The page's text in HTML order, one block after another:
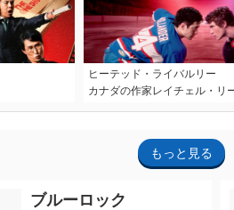
ヒーテッド・ライバルリー
カナダの作家レイチェル・リ
もっと見る
ブルーロック